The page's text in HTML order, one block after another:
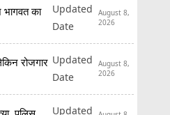
भागवत का
Updated
Date
August 8,
2026
रोजगार Updated
Date
August 8,
2026
Updated